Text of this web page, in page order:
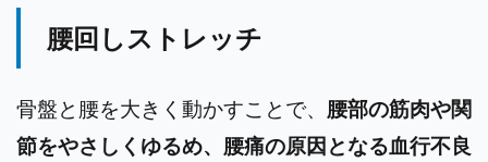
腰回しストレッチ
骨盤と腰を大きく動かすことで、 腰部の筋肉や関
節をやさしくゆるめ、腰痛の原因となる血行不良